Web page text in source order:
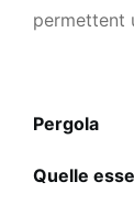
permettent
Pergola
Quelle